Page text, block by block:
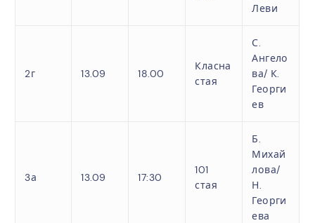
Леви
2г 13.09 18.00
Класна
стая
С.
Ангело
ва/ К.
Георги
ев
3а 13.09 17:30
101
стая
Б.
Михай
лова/
Н.
Георги
ева